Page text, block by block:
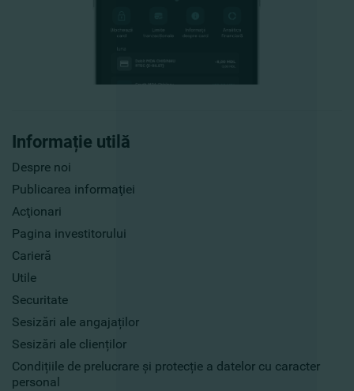
Informație utilă
Despre noi
Publicarea informaţiei
Acţionari
Pagina investitorului
Carieră
Utile
Securitate
Sesizări ale angajaților
Sesizări ale clienților
Condițiile de prelucrare și protecție a datelor cu caracter
personal